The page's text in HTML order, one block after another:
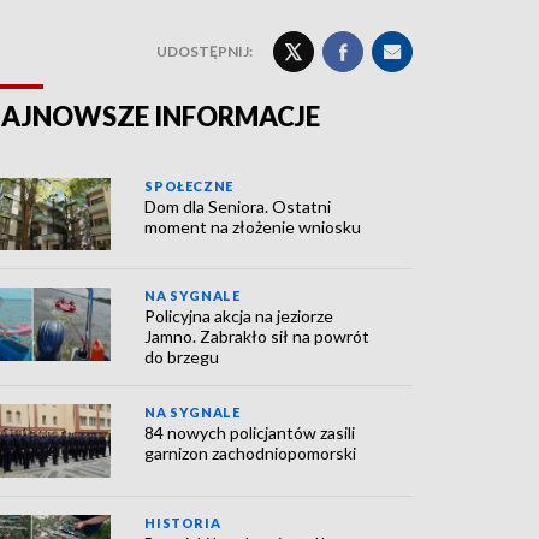
UDOSTĘPNIJ:
INFORMACJE
SPOŁECZNE
Dom dla Seniora. Ostatni
moment na złożenie wniosku
NA SYGNALE
Policyjna akcja na jeziorze
Jamno. Zabrakło sił na powrót
do brzegu
NA SYGNALE
84 nowych policjantów zasili
garnizon zachodniopomorski
HISTORIA